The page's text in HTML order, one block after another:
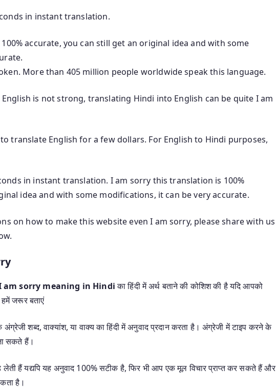
in instant translation.
accurate, you can still get an original idea and with some
More than 405 million people worldwide speak this language.
is not strong, translating Hindi into English can be quite I am
translate English for a few dollars. For English to Hindi purposes,
in instant translation. I am sorry this translation is 100%
idea and with some modifications, it can be very accurate.
on how to make this website even I am sorry, please share with us
I am sorry meaning in Hindiका हिंदी में अर्थ बताने की कोशिश की है यदि आपको
जरूर बताएं
शब्द, वाक्यांश, या वाक्य का हिंदी में अनुवाद प्रदान करता है। अंग्रेजी में टाइप करने के
सकते हैं।
हैं यद्यपि यह अनुवाद 100% सटीक है, फिर भी आप एक मूल विचार प्राप्त कर सकते हैं और
है।